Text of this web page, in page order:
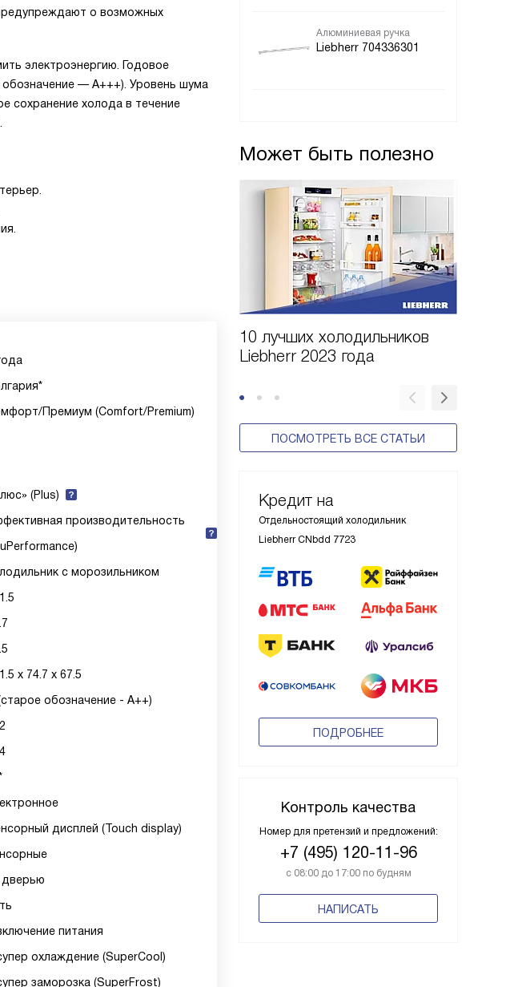
Алюминиевая ручка
Liebherr 704336301
Может быть полезно
10 лучших холодильников
Liebherr 2023 года
ПОСМОТРЕТЬ ВСЕ СТАТЬИ
Кредит на
Отдельностоящий холодильник
Liebherr CNbdd 7723
ПОДРОБНЕЕ
Контроль качества
Номер для претензий и предложений:
+7 (495) 120-11-96
с 08:00 до 17:00 по будням
НАПИСАТЬ
о возможных
электроэнергию. Годовое
обозначение — A+++). Уровень шума
сохранение холода в течение
Премиум (Comfort/Premium)
(Plus)
производительность
с морозильником
х 74.7 х 67.5
обозначение - A++)
дисплей (Touch display)
дверью
питания
охлаждение (SuperCool)
заморозка (SuperFrost)